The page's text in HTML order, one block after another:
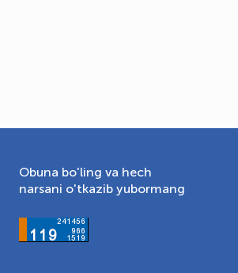
Obuna bo'ling va hech
narsani o'tkazib yubormang